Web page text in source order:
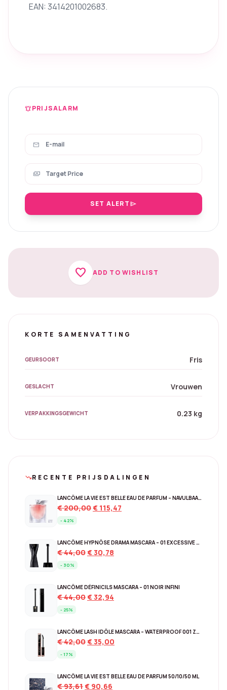
EAN: 3414201002683.
notifications_activePRIJSALARM
mail
payments
SET ALERTsend
favorite ADD TO WISHLIST
KORTE SAMENVATTING
GEURSOORT Fris
GESLACHT Vrouwen
VERPAKKINGSGEWICHT 0.23 kg
trending_downRECENTE PRIJSDALINGEN
LANCÔME LA VIE EST BELLE EAU DE PARFUM – NAVULBAAR 150 ML
€200,00Original
€ 200,00.
€ 115,47
- 42%
LANCÔME HYPNÔSE DRAMA MASCARA – 01 EXCESSIVE BLACK
€44,00Original
€ 44,00.
€30,78
- 30%
LANCÔME DÉFINICILS MASCARA – 01 NOIR INFINI
€44,00Original
€ 44,00.
€32,94
- 25%
LANCÔME LASH IDÔLE MASCARA – WATERPROOF 001 ZWART
€42,00Original
€35,00
- 17%
LANCÔME LA VIE EST BELLE EAU DE PARFUM 50/10/50 ML
€93,61Original
€ 90,66